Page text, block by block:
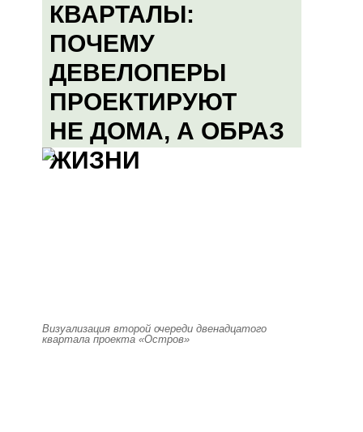
КВАРТАЛЫ:
ПОЧЕМУ
ДЕВЕЛОПЕРЫ
ПРОЕКТИРУЮТ
НЕ ДОМА, А ОБРАЗ
ЖИЗНИ
Визуализация второй очереди двенадцатого
квартала проекта «Остров»